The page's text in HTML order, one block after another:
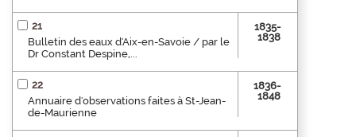
21
Bulletin des eaux d'Aix-en-Savoie / par le
Dr Constant Despine,...
1835-
1838
22
Annuaire d'observations faites à St-Jean-
de-Maurienne
1836-
1848